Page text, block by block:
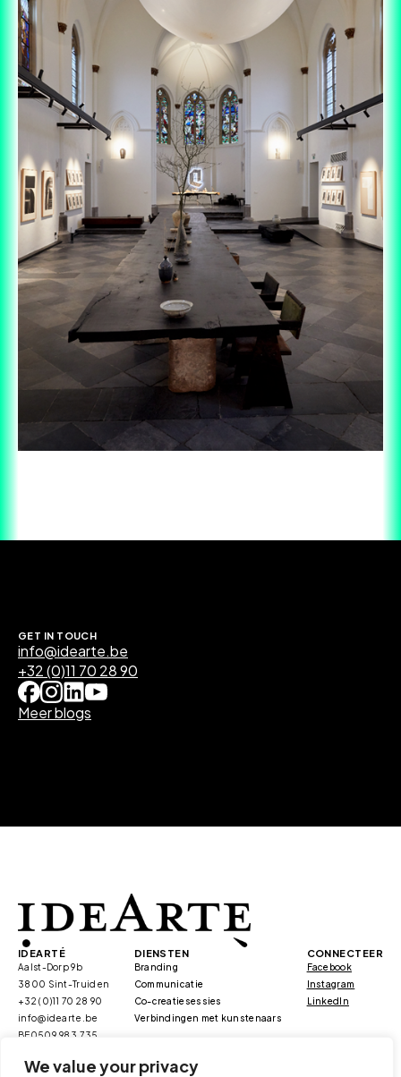
We value your privacy
GET IN TOUCH
info@idearte.be
+32 (0)11 70 28 90
Meer blogs
IDEARTÉ
Aalst-Dorp 9b
3800 Sint-Truiden
+32 (0)11 70 28 90
info@idearte.be
BE0509.983.735
DIENSTEN
Branding
Communicatie
Co-creatiesessies
Verbindingen met kunstenaars
CONNECTEER
Facebook
Instagram
LinkedIn